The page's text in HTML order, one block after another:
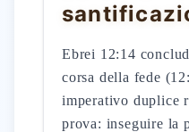
Ebrei 12:14
corsa della fede
imperativo duplice
prova: inseguire la